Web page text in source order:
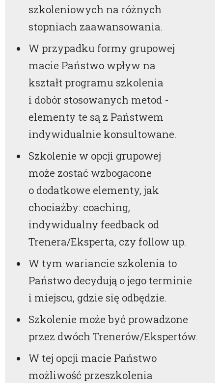
szkoleniowych na różnych
stopniach zaawansowania.
W przypadku formy grupowej
macie Państwo wpływ na
kształt programu szkolenia
i dobór stosowanych metod -
elementy te są z Państwem
indywidualnie konsultowane.
Szkolenie w opcji grupowej
może zostać wzbogacone
o dodatkowe elementy, jak
chociażby: coaching,
indywidualny feedback od
Trenera/Eksperta, czy follow up.
W tym wariancie szkolenia to
Państwo decydują o jego terminie
i miejscu, gdzie się odbędzie.
Szkolenie może być prowadzone
przez dwóch Trenerów/Ekspertów.
W tej opcji macie Państwo
możliwość przeszkolenia